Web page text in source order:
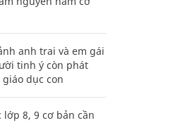
anh trai và em gái
tinh ý còn phát
dục con
lớp 8, 9 cơ bản cần